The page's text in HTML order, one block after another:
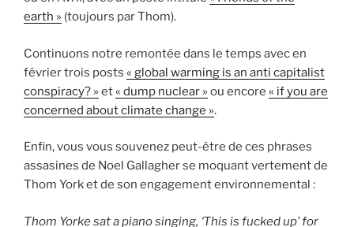
earth » (toujours par Thom).
Continuons notre remontée dans le temps avec en
février trois posts « global warming is an anti capitalist
conspiracy? » et« dump nuclear » ou encore « if you are
concerned about climate change ».
Enfin, vous vous souvenez peut-être de ces phrases
assasines de Noel Gallagher se moquant vertement de
Thom York et de son engagement environnemental :
Thom Yorke sat a piano singing, ‘This is fucked up’ for